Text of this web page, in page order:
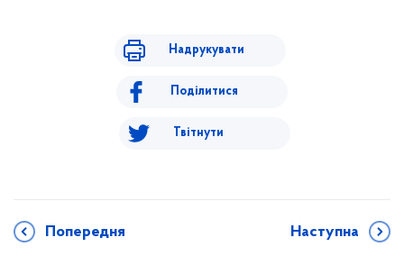
Надрукувати
Поділитися
Твітнути
Попередня Наступна